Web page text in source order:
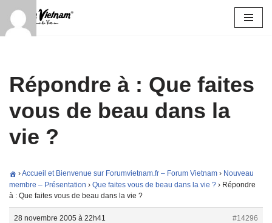
Aller
Répondre à : Que faites
vous de beau dans la
vie ?
›Accueil et Bienvenue sur Forumvietnam.fr – Forum Vietnam › Nouveau
membre – Présentation › Que faites vous de beau dans la vie ? › Répondre
à : Que faites vous de beau dans la vie ?
28 novembre 2005 à 22h41
#14296